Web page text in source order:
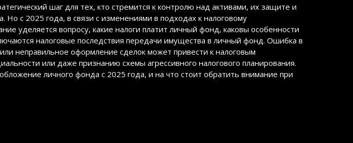
шаг для тех, кто стремится к контролю над активами, их защите и
с 2025 года, в связи с изменениями в подходах к налоговому
уделяется вопросу, какие налоги платит личный фонд, каковы особенности
налоговые последствия передачи имущества в личный фонд. Ошибка в
неправильное оформление сделок может привести к налоговым
или даже признанию схемы агрессивного налогового планирования.
личного фонда с 2025 года, и на что стоит обратить внимание при